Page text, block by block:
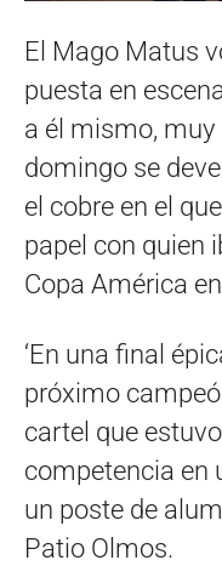
El Mago Matus
puesta en
a él mismo,
domingo se
el cobre en el
papel con quien
Copa América
‘En una final
próximo
cartel que
competencia en
un poste de
Patio Olmos.